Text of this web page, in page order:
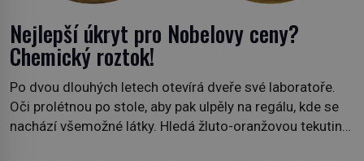
Nejlepší úkryt pro Nobelovy ceny?
Chemický roztok!
Po dvou dlouhých letech otevírá dveře své laboratoře.
Oči prolétnou po stole, aby pak ulpěly na regálu, kde se
nachází všemožné látky. Hledá žluto-oranžovou tekutinu,